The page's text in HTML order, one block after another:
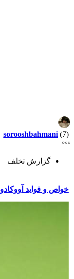
sorooshbahmani (7)
گزارش تخلف
خواص و فواید آووکادو